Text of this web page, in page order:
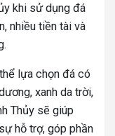
khi sử dụng đá
nhiều tiền tài và
lựa chọn đá có
xanh da trời,
Thủy sẽ giúp
hỗ trợ, góp phần